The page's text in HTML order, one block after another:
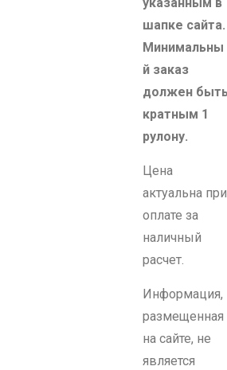
шапке сайта.
Минимальны
й заказ
должен
кратным 1
рулону.
Цена
актуальна при
оплате за
наличный
расчет.
Информация,
размещенная
на сайте, не
является